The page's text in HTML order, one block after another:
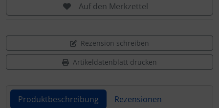
Auf den Merkzettel
Rezension schreiben
Artikeldatenblatt drucken
Produktbeschreibung Rezensionen